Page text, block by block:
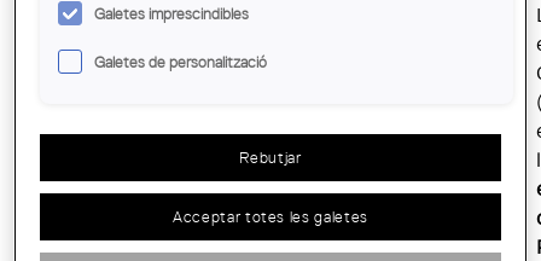
Galetes imprescindibles
Galetes de personalització
Rebutjar
Acceptar totes les galetes